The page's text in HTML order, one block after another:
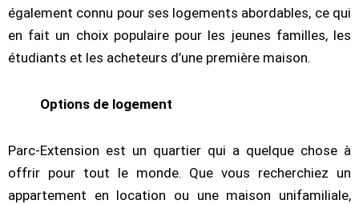
également connu pour ses logements abordables, ce qui
en fait un choix populaire pour les jeunes familles, les
étudiants et les acheteurs d’une première maison.
Options de logement
Parc-Extension est un quartier qui a quelque chose à
offrir pour tout le monde. Que vous recherchiez un
appartement en location ou une maison unifamiliale,